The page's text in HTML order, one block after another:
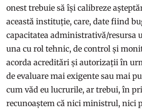
onest trebuie să își calibreze
această instituție, care, date fiind
capacitatea administrativă/resursa
una cu rol tehnic, de control și
acorda acreditări și autorizații în
de evaluare mai exigente sau mai
cum văd eu lucrurile, ar trebui, în
recunoaștem că nici ministrul, nici